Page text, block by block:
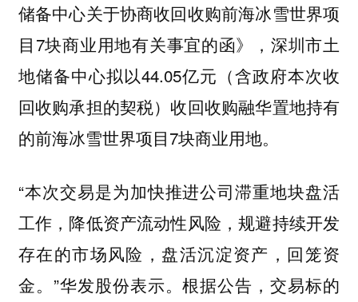
储备中心关于协商收回收购前海冰雪世界项
目7块商业用地有关事宜的函》，深圳市土
地储备中心拟以44.05亿元（含政府本次收
回收购承担的契税）收回收购融华置地持有
的前海冰雪世界项目7块商业用地。
“本次交易是为加快推进公司滞重地块盘活
工作，降低资产流动性风险，规避持续开发
存在的市场风险，盘活沉淀资产，回笼资
金。”华发股份表示。根据公告，交易标的